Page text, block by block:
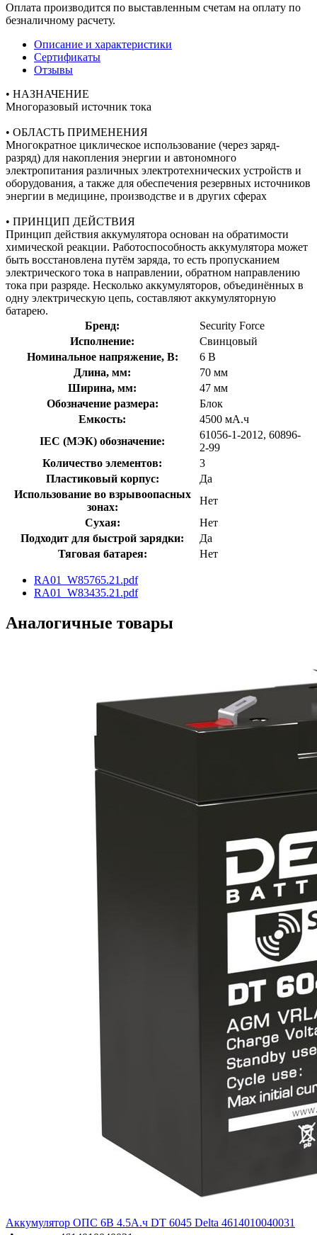
Оплата производится по выставленным счетам на оплату по
безналичному расчету.
Описание и характеристики
Сертификаты
Отзывы
• НАЗНАЧЕНИЕ
Многоразовый источник тока
• ОБЛАСТЬ ПРИМЕНЕНИЯ
Многократное циклическое использование (через заряд-
разряд) для накопления энергии и автономного
электропитания различных электротехнических устройств и
оборудования, а также для обеспечения резервных источников
энергии в медицине, производстве и в других сферах
• ПРИНЦИП ДЕЙСТВИЯ
Принцип действия аккумулятора основан на обратимости
химической реакции. Работоспособность аккумулятора может
быть восстановлена путём заряда, то есть пропусканием
электрического тока в направлении, обратном направлению
тока при разряде. Несколько аккумуляторов, объединённых в
одну электрическую цепь, составляют аккумуляторную
батарею.
Бренд:
Security Force
Исполнение:
Свинцовый
Номинальное напряжение, В:
6 В
Длина, мм:
70 мм
Ширина, мм:
47 мм
Обозначение размера:
Блок
Емкость:
4500 мА.ч
IEC (МЭК) обозначение:
61056-1-2012, 60896-
2-99
Количество элементов:
3
Пластиковый корпус:
Да
Использование во взрывоопасных
зонах:
Нет
Сухая:
Нет
Подходит для быстрой зарядки:
Да
Тяговая батарея:
Нет
RA01_W85765.21.pdf
RA01_W83435.21.pdf
Аналогичные товары
Аккумулятор ОПС 6В 4.5А.ч DT 6045 Delta 4614010040031